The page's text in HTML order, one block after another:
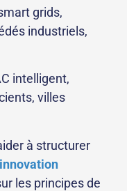
grids,
industriels,
intelligent,
villes
à structurer
les principes de